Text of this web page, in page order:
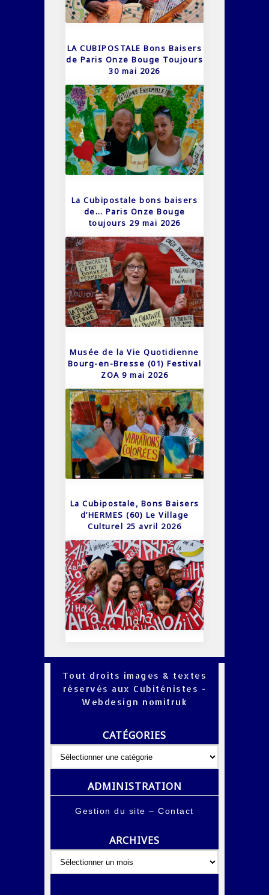
LA CUBIPOSTALE Bons Baisers
de Paris Onze Bouge Toujours
30 mai 2026
La Cubipostale bons baisers
de… Paris Onze Bouge
toujours 29 mai 2026
Musée de la Vie Quotidienne
Bourg-en-Bresse (01) Festival
ZOA 9 mai 2026
La Cubipostale, Bons Baisers
d’HERMES (60) Le Village
Culturel 25 avril 2026
Tout droits images & textes
réservés aux Cubiténistes -
Webdesign nomitruk
CATÉGORIES
ADMINISTRATION
Gestion du site –Contact
ARCHIVES